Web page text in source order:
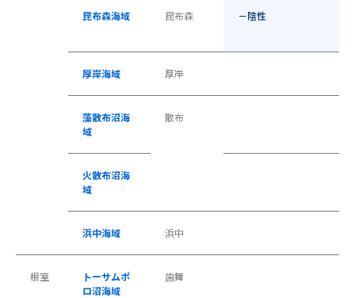
昆布森海域 昆布森 －陰性
厚岸海域 厚岸
藻散布沼海
域
散布
火散布沼海
域
浜中海域 浜中
根室
トーサムポ
ロ沼海域
歯舞